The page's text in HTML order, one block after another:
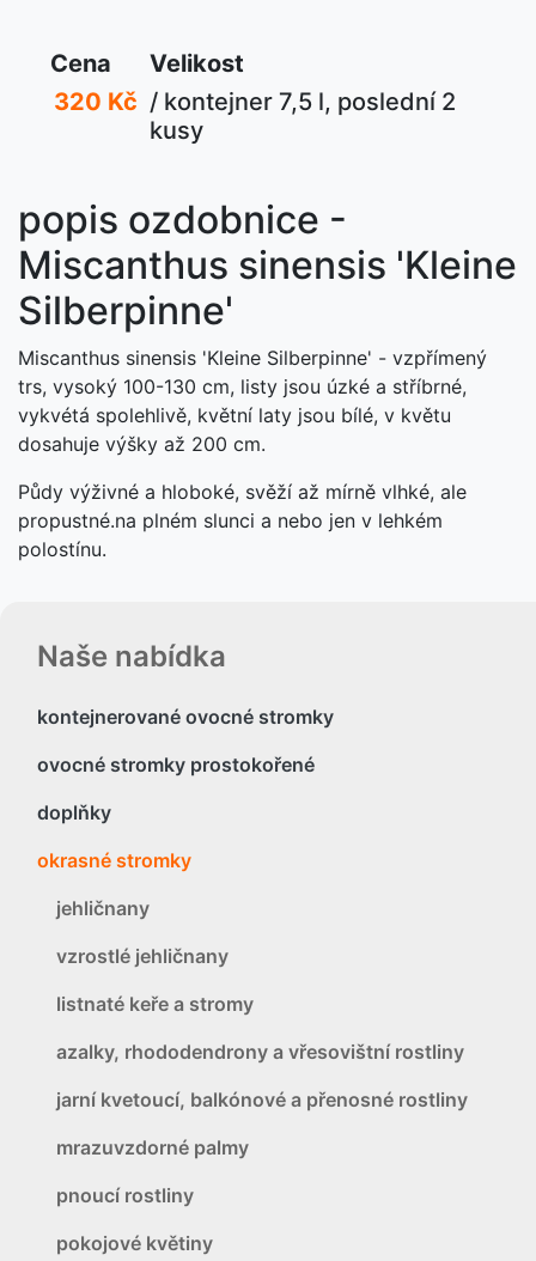
Naše nabídka
kontejnerované ovocné stromky
ovocné stromky prostokořené
doplňky
okrasné stromky
jehličnany
vzrostlé jehličnany
listnaté keře a stromy
azalky, rhododendrony a vřesovištní rostliny
jarní kvetoucí, balkónové a přenosné rostliny
mrazuvzdorné palmy
pnoucí rostliny
pokojové květiny
Cena
Velikost
320 Kč / kontejner 7,5 l, poslední 2
kusy
popis ozdobnice -
Miscanthus sinensis 'Kleine
Silberpinne'
Miscanthus sinensis 'Kleine Silberpinne' - vzpřímený
trs, vysoký 100-130 cm, listy jsou úzké a stříbrné,
vykvétá spolehlivě, květní laty jsou bílé, v květu
dosahuje výšky až 200 cm.
Půdy výživné a hloboké, svěží až mírně vlhké, ale
propustné.na plném slunci a nebo jen v lehkém
polostínu.